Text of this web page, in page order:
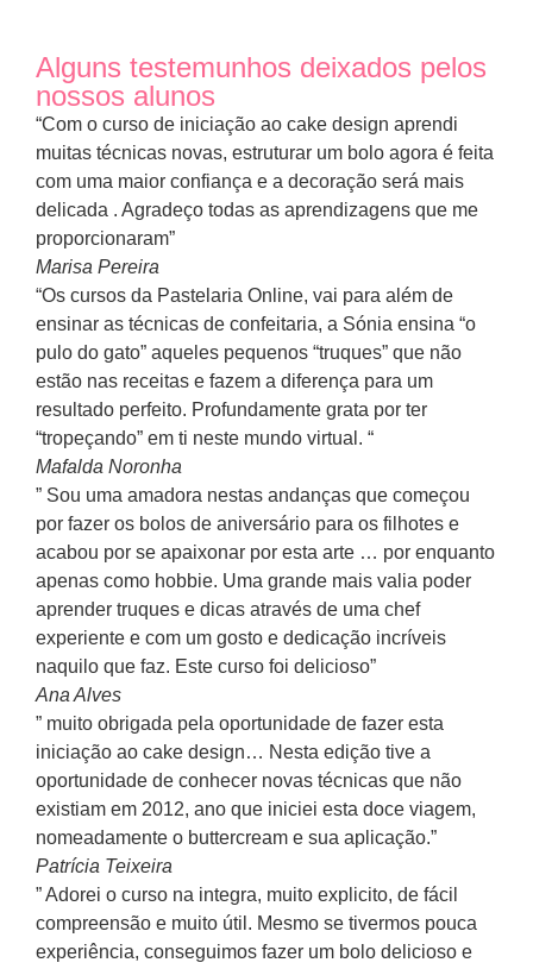
Alguns testemunhos deixados pelos
nossos alunos
“Com o curso de iniciação ao cake design aprendi
muitas técnicas novas, estruturar um bolo agora é feita
com uma maior confiança e a decoração será mais
delicada . Agradeço todas as aprendizagens que me
proporcionaram”
Marisa Pereira
“Os cursos da Pastelaria Online, vai para além de
ensinar as técnicas de confeitaria, a Sónia ensina “o
pulo do gato” aqueles pequenos “truques” que não
estão nas receitas e fazem a diferença para um
resultado perfeito. Profundamente grata por ter
“tropeçando” em ti neste mundo virtual. “
Mafalda Noronha
” Sou uma amadora nestas andanças que começou
por fazer os bolos de aniversário para os filhotes e
acabou por se apaixonar por esta arte … por enquanto
apenas como hobbie. Uma grande mais valia poder
aprender truques e dicas através de uma chef
experiente e com um gosto e dedicação incríveis
naquilo que faz. Este curso foi delicioso”
Ana Alves
” muito obrigada pela oportunidade de fazer esta
iniciação ao cake design… Nesta edição tive a
oportunidade de conhecer novas técnicas que não
existiam em 2012, ano que iniciei esta doce viagem,
nomeadamente o buttercream e sua aplicação.”
Patrícia Teixeira
” Adorei o curso na integra, muito explicito, de fácil
compreensão e muito útil. Mesmo se tivermos pouca
experiência, conseguimos fazer um bolo delicioso e